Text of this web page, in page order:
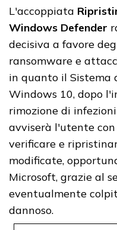
L'accoppiata
Windows Defender
decisiva a favore
ransomware e
in quanto il Sistema
Windows 10, dopo
rimozione di
avviserà l'utente
verificare e
modificate,
Microsoft, grazie al
eventualmente
dannoso.